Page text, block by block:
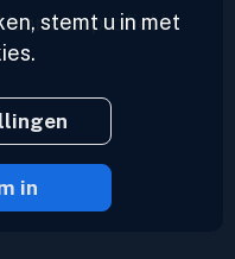
een profiel in
stemt u in met
in